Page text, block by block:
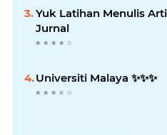
Yuk Latihan Menulis
Jurnal
Universiti Malaya ✨️✨️✨️